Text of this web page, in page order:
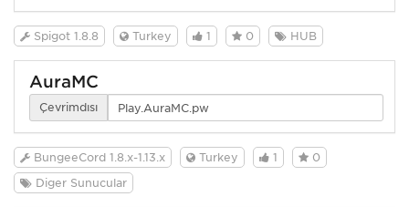
Spigot 1.8.8 Turkey 1 0 HUB
AuraMC
Çevrimdışı
BungeeCord 1.8.x-1.13.x Turkey 1
0
Diğer Sunucular